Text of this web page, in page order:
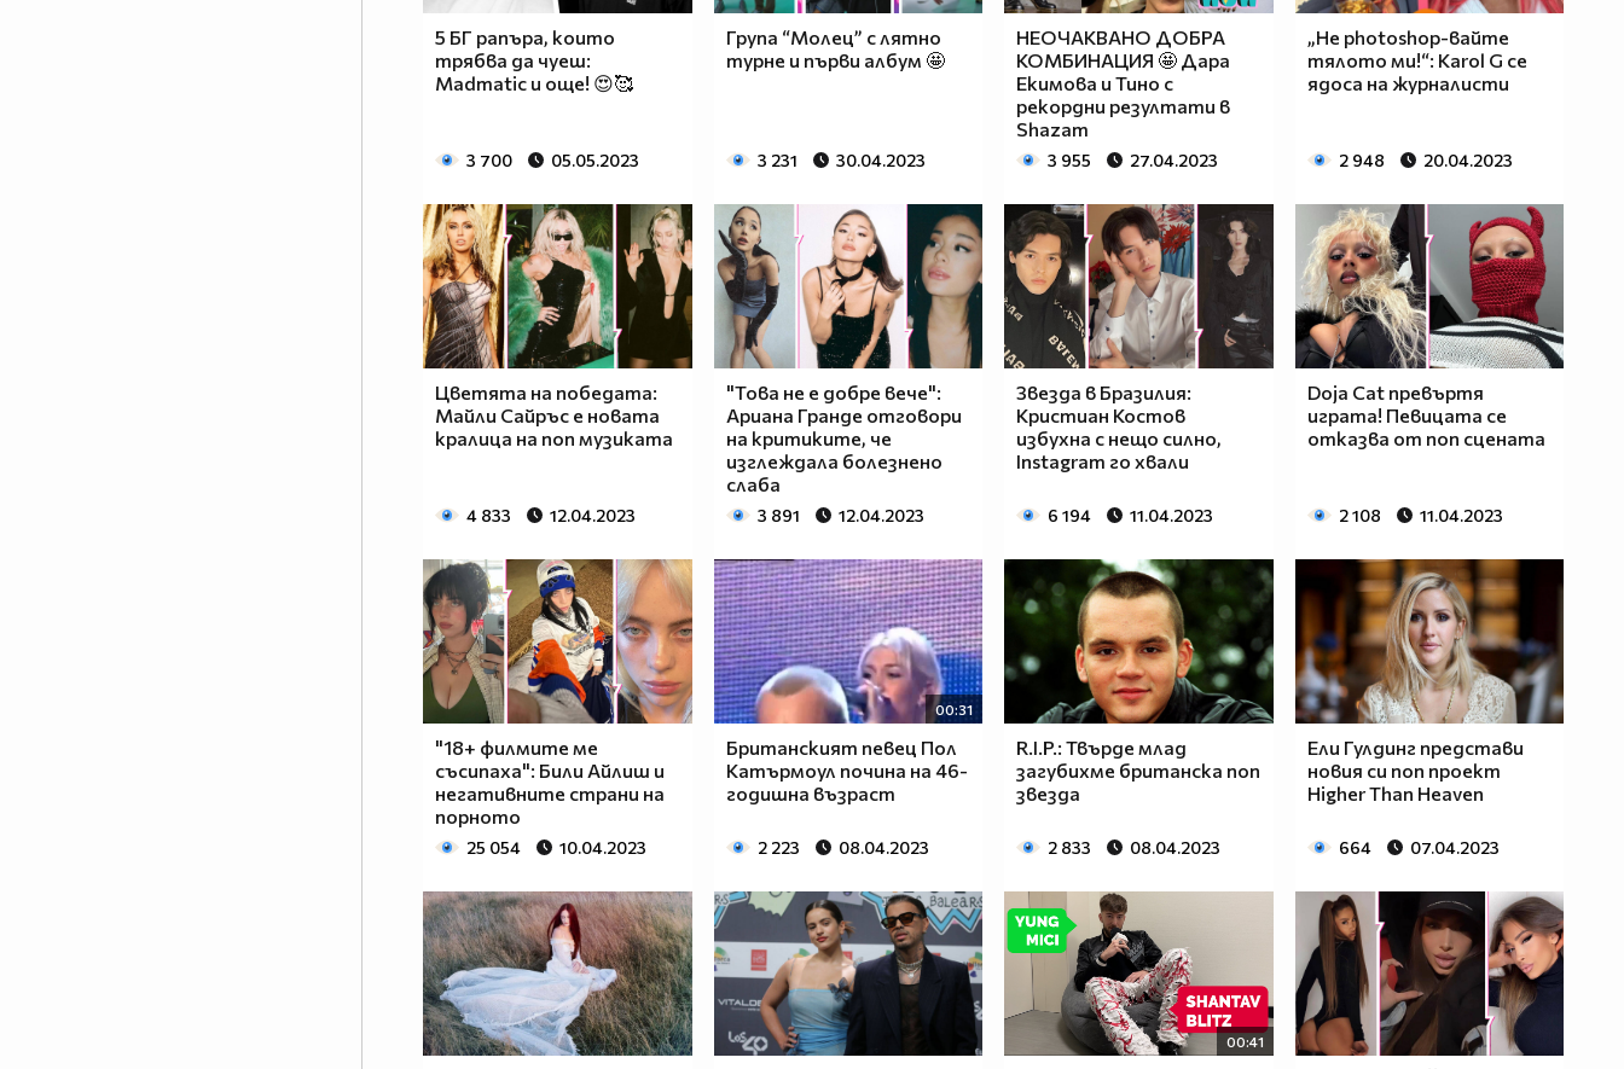
5 БГ рапъра, които
трябва да чуеш:
Madmatic и още! 😍🥰
3 700 05.05.2023
Група “Молец” с лятно
турне и първи албум 🤩
3 231 30.04.2023
НЕОЧАКВАНО ДОБРА
КОМБИНАЦИЯ 🤩 Дара
Екимова и Тино с
рекордни резултати в
Shazam
3 955 27.04.2023
„Не photoshop-вайте
тялото ми!“: Karol G се
ядоса на журналисти
2 948 20.04.2023
Цветята на победата:
Майли Сайръс е новата
кралица на поп музиката
4 833 12.04.2023
"Това не е добре вече":
Ариана Гранде отговори
на критиките, че
изглеждала болезнено
слаба
3 891 12.04.2023
Звезда в Бразилия:
Кристиан Костов
избухна с нещо силно,
Instagram го хвали
6 194 11.04.2023
Doja Cat превъртя
играта! Певицата се
отказва от поп сцената
2 108 11.04.2023
"18+ филмите ме
съсипаха": Били Айлиш и
негативните страни на
порното
25 054 10.04.2023
00:31
Британският певец Пол
Катърмоул почина на 46-
годишна възраст
2 223 08.04.2023
R.I.P.: Твърде млад
загубихме британска поп
звезда
2 833 08.04.2023
Ели Гулдинг представи
новия си поп проект
Higher Than Heaven
664 07.04.2023
00:41